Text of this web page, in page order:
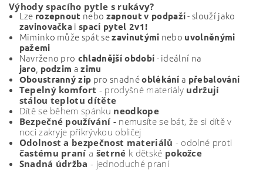
Výhody spacího pytle s rukávy?
Lze rozepnout nebo zapnout v podpaží- slouží jako
zavinovačka ispací pytel 2v1!
Miminko může spát sezavinutými nebo uvolněnými
pažemi
Navrženo pro chladnější období - ideální na
jaro, podzim azimu
Oboustranný zip pro snadnéoblékání a přebalování
Tepelný komfort - prodyšné materiály udržují
stálou teplotu dítěte
Dítě se během spánku neodkope
Bezpečné používání - nemusíte se bát, že si dítě v
noci zakryje přikrývkou obličej
Odolnost a bezpečnost materiálů - odolné proti
častému praní a šetrné k dětské pokožce
Snadná údržba - jednoduché praní